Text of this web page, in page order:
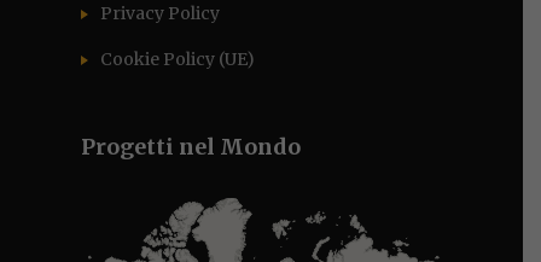
Privacy Policy
Cookie Policy (UE)
Progetti nel Mondo